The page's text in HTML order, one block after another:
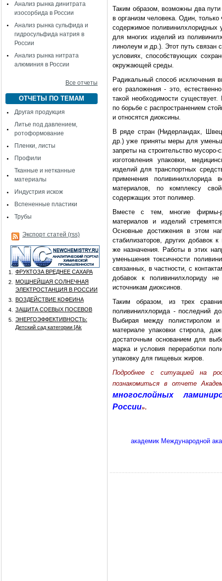
Анализ рынка динитрата
изосорбида в России
Анализ рынка сульфида и
гидросульфида натрия в
России
Анализ рынка нитрата
алюминия в России
Все отчеты
ОТЧЕТЫ ПО ТЕМАМ
Другая продукция
Литье под давлением,
ротоформование
Пленки, листы
Профили
Тканные и нетканные
материалы
Индустрия искож
Вспененные пластики
Трубы
Экспорт статей (rss)
1.
ФРУКТОЗА ВРЕДНЕЕ САХАРА
2.
МОЩНЕЙШАЯ СОЛНЕЧНАЯ
ЭЛЕКТРОСТАНЦИЯ В РОССИИ
3.
ВОЗДЕЙСТВИЕ КОФЕИНА
4.
ЗАЩИТА СОЕВЫХ ПОСЕВОВ
5.
ЭНЕРГОЭФФЕКТИВНОСТЬ:
Детский сад категории [Аk
Таким образом, возможны два
в организм человека. Один,
содержимое поливинилхлоридных
для многих изделий из
линолеум и др.). Этот путь связан
условиях, способствующих
окружающей среды.
Радикальный способ исключения
его разложения - это,
такой необходимости
по борьбе с распространением
и относятся диоксины.
В ряде стран (Нидерландах,
др.) уже приняты меры для
запреты на строительство
изготовления упаковки,
изделий для транспортных
применения поливинилхлорида
материалов, по комплексу
содержащих этот полимер.
Вместе с тем, многие фирмы-
материалов и изделий
Основные достижения в этом
стабилизаторов, других добавок
же назначения. Работы в этих
уменьшения токсичности
связанных, в частности, с
добавок к поливинилхлориду
источникам диоксинов.
Таким образом, из трех
поливинилхлорида - последний
Выбирая между полистиролом и
материале упаковки стирола,
достаточным основанием для
марка и условия переработки
упаковку для пищевых жиров.
Подробнее с ситуацией на
познакомиться в отчете
многослойных
России».
академик Международной